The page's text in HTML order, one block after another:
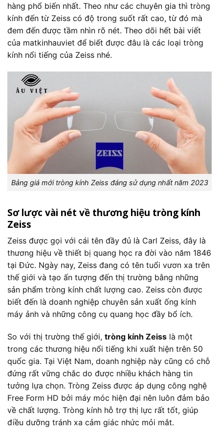
có
thể
được
chọn
trên
trang
phẩm
có
thể
được
chọn
trên
hàng phổ biến nhất. Theo như các chuyên gia thì tròng
kính đến từ Zeiss có độ trong suốt rất cao, từ đó mà
đem đến được tầm nhìn rõ nét. Theo dõi hết bài viết
của matkinhauviet để biết được đâu là các loại tròng
kính nổi tiếng của Zeiss nhé.
Bảng giá mới tròng kính Zeiss đáng sử dụng nhất năm 2023
Sơ lược vài nét về thương hiệu tròng kính
Zeiss
Zeiss được gọi với cái tên đầy đủ là Carl Zeiss, đây là
thương hiệu về thiết bị quang học ra đời vào năm 1846
tại Đức. Ngày nay, Zeiss đang có tên tuổi vươn xa trên
thế giới và tạo ấn tượng đến thị trường bằng những
sản phẩm tròng kính chất lượng cao. Zeiss còn được
biết đến là doanh nghiệp chuyên sản xuất ống kính
máy ảnh và những công cụ quang học đầy bổ ích.
So với thị trường thế giới, tròng kính Zeiss là một
trong các thương hiệu nổi tiếng khi xuất hiện trên 50
quốc gia. Tại Việt Nam, doanh nghiệp này cũng có chỗ
đứng rất vững chắc do được nhiều khách hàng tin
tưởng lựa chọn. Tròng Zeiss được áp dụng công nghệ
Free Form HD bởi máy móc hiện đại nên luôn đảm bảo
về chất lượng. Tròng kính hỗ trợ thị lực rất tốt, giúp
điều dưỡng tránh xa cảm giác nhức mỏi mắt.